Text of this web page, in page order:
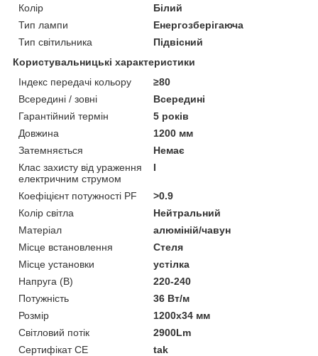
Колір
Білий
Тип лампи
Енергозберігаюча
Тип світильника
Підвісний
Користувальницькі характеристики
Індекс передачі кольору
≥80
Всередині / зовні
Всередині
Гарантійний термін
5 років
Довжина
1200 мм
Затемняється
Немає
Клас захисту від ураження
електричним струмом
I
Коефіцієнт потужності PF
>0.9
Колір світла
Нейтральний
Матеріал
алюміній/чавун
Місце встановлення
Стеля
Місце установки
устілка
Напруга (В)
220-240
Потужність
36 Вт/м
Розмір
1200х34 мм
Світловий потік
2900Lm
Сертифікат CE
tak